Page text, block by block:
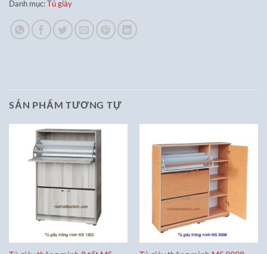
Danh mục:Tủ giày
SẢN PHẨM TƯƠNG TỰ